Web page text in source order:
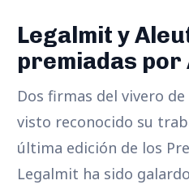
Legalmit y
premiadas por
Dos firmas del vivero de
visto reconocido su
última edición de los
Legalmit ha sido